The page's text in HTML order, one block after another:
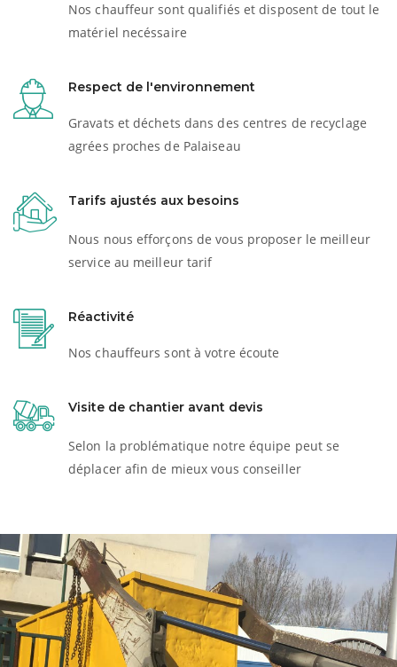
Nos chauffeur sont qualifiés et disposent de tout le
matériel necéssaire
Respect de l'environnement
Gravats et déchets dans des centres de recyclage
agrées proches de Palaiseau
Tarifs ajustés aux besoins
Nous nous efforçons de vous proposer le meilleur
service au meilleur tarif
Réactivité
Nos chauffeurs sont à votre écoute
Visite de chantier avant devis
Selon la problématique notre équipe peut se
déplacer afin de mieux vous conseiller